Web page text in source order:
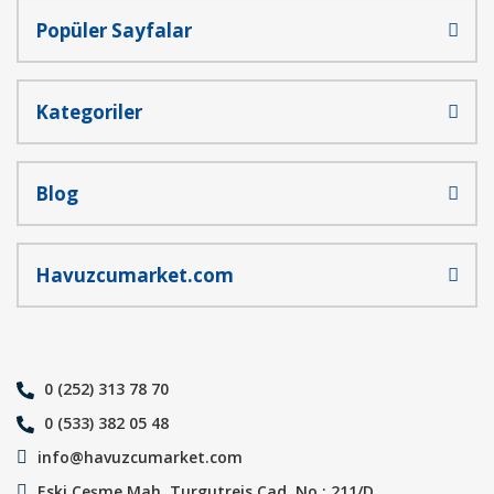
Popüler Sayfalar
Kategoriler
Blog
Havuzcumarket.com
0 (252) 313 78 70
0 (533) 382 05 48
info@havuzcumarket.com